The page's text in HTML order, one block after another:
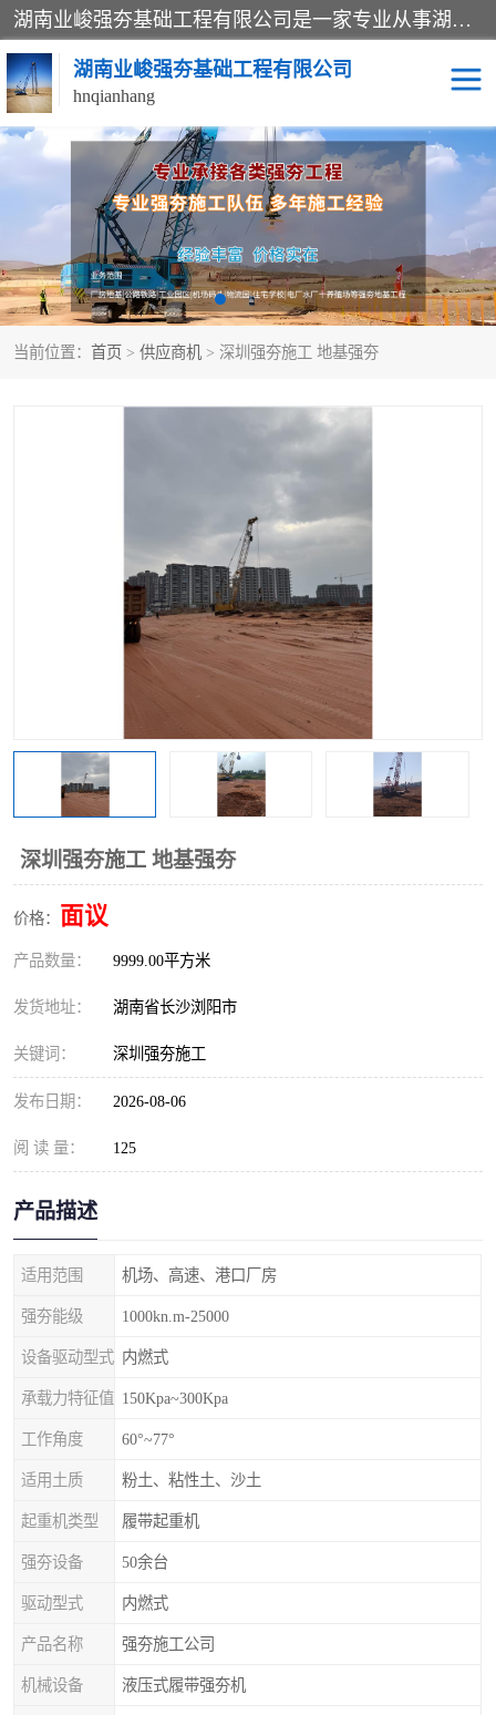
湖南业峻强夯基础工程有限公司是一家专业从事湖南强夯基础工程、强夯机租赁，地基处理的施工单位。业务覆盖：湖南、广东，江西等地。可承接1000KN.m-25000KN.m强夯（置换）工程。公司创始人是国内较早期从事强夯施工的建设者，经过多年的一步一个脚印的发展，在行业内具有较高的度和良好的口碑。
湖南业峻强夯基础工程有限公司
hnqianhang
当前位置： 首页 > 供应商机 > 深圳强夯施工 地基强夯
深圳强夯施工 地基强夯
价格： 面议
产品数量： 9999.00平方米
发货地址： 湖南省长沙浏阳市
关键词： 深圳强夯施工
发布日期： 2026-08-06
阅 读 量： 125
产品描述
适用范围 机场、高速、港口厂房
强夯能级 1000kn.m-25000
设备驱动型式 内燃式
承载力特征值 150Kpa~300Kpa
工作角度 60°~77°
适用土质 粉土、粘性土、沙土
起重机类型 履带起重机
强夯设备 50余台
驱动型式 内燃式
产品名称 强夯施工公司
机械设备 液压式履带强夯机
强夯施工案例 强夯机租赁
强夯施工工程 强夯施工队伍
强夯队伍